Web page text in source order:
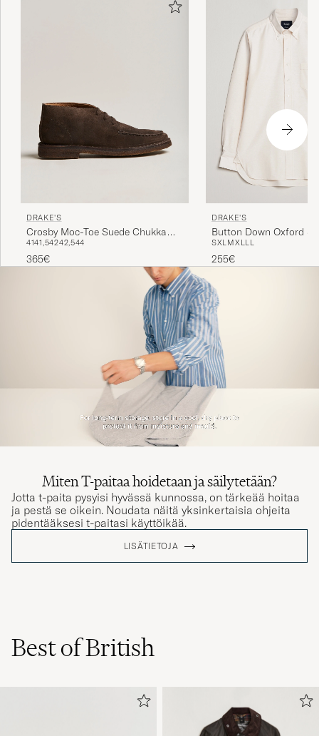
DRAKE'S
Crosby Moc-Toe Suede Chukka
Boots Dark Brown
4141,54242,544
365€
DRAKE'S
Button Down Oxford
SXL MXL L L
255€
Miten T-paitaa hoidetaan ja säilytetään?
Jotta t-paita pysyisi hyvässä kunnossa, on tärkeää hoitaa
ja pestä se oikein. Noudata näitä yksinkertaisia ohjeita
pidentääksesi t-paitasi käyttöikää.
LISÄTIETOJA
Best of British